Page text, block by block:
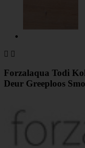
 
Forzalaqua Todi
Deur Greeploos